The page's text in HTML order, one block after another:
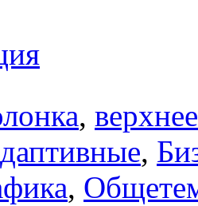
,
,
,